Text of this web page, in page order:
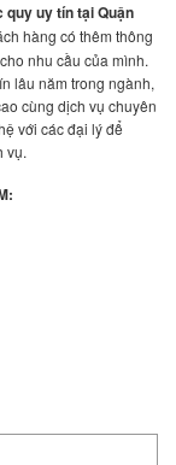
quy uy tín tại Quận
hàng có thêm thông
nhu cầu của mình.
lâu năm trong ngành,
cùng dịch vụ chuyên
với các đại lý để
vụ.